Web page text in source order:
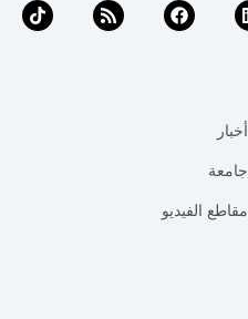
أخبار
جامعة
مقاطع الفيديو